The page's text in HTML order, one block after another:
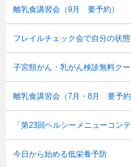
離乳食講習会（9月 要予約）
子宮頸がん・乳がん検診無料ク
離乳食講習会（7月・8月 要予約
今日から始める低栄養予防